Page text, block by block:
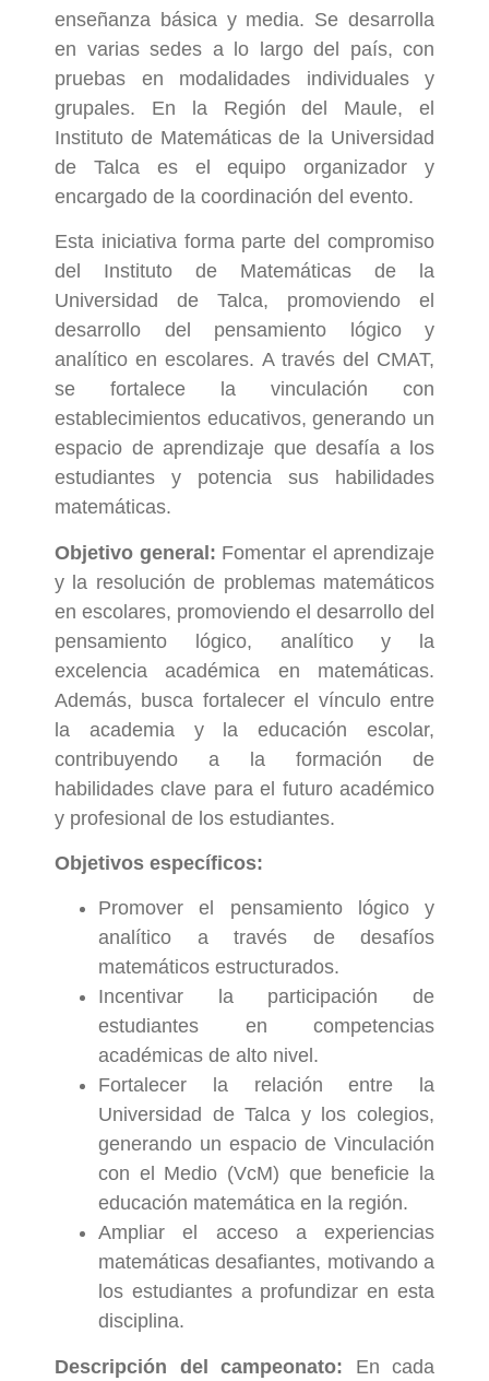
enseñanza básica y media. Se desarrolla
en varias sedes a lo largo del país, con
pruebas en modalidades individuales y
grupales. En la Región del Maule, el
Instituto de Matemáticas de la Universidad
de Talca es el equipo organizador y
encargado de la coordinación del evento.
Esta iniciativa forma parte del compromiso
del Instituto de Matemáticas de la
Universidad de Talca, promoviendo el
desarrollo del pensamiento lógico y
analítico en escolares. A través del CMAT,
se fortalece la vinculación con
establecimientos educativos, generando un
espacio de aprendizaje que desafía a los
estudiantes y potencia sus habilidades
matemáticas.
Objetivo general: Fomentar el aprendizaje
y la resolución de problemas matemáticos
en escolares, promoviendo el desarrollo del
pensamiento lógico, analítico y la
excelencia académica en matemáticas.
Además, busca fortalecer el vínculo entre
la academia y la educación escolar,
contribuyendo a la formación de
habilidades clave para el futuro académico
y profesional de los estudiantes.
Objetivos específicos:
Promover el pensamiento lógico y
analítico a través de desafíos
matemáticos estructurados.
Incentivar la participación de
estudiantes en competencias
académicas de alto nivel.
Fortalecer la relación entre la
Universidad de Talca y los colegios,
generando un espacio de Vinculación
con el Medio (VcM) que beneficie la
educación matemática en la región.
Ampliar el acceso a experiencias
matemáticas desafiantes, motivando a
los estudiantes a profundizar en esta
disciplina.
Descripción del campeonato: En cada